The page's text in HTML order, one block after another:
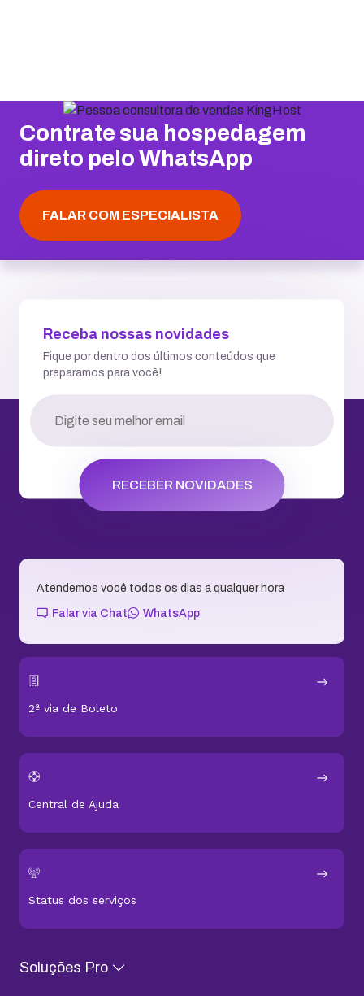
Contrate sua hospedagem
direto pelo WhatsApp
FALAR COM ESPECIALISTA
Receba nossas novidades
Fique por dentro dos últimos conteúdos que
preparamos para você!
RECEBER NOVIDADES
Atendemos você todos os dias a qualquer hora
Falar via Chat WhatsApp
2ª via de Boleto
Central de Ajuda
Status dos serviços
Soluções Pro